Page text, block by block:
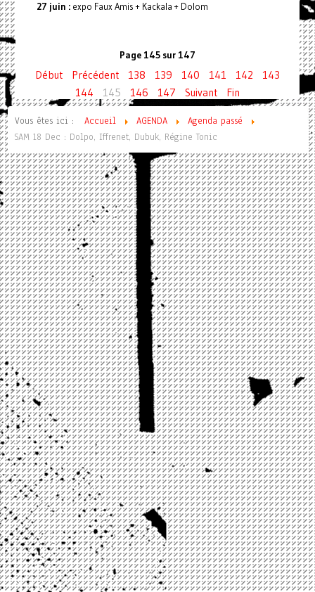
27 juin :expo Faux Amis + Kackala + Dolom
Page 145 sur 147
Début Précédent 138 139 140 141 142
143
144
145 146 147 Suivant Fin
Vous êtes ici : Accueil AGENDA
Agenda passé
SAM 18 Dec : Dolpo, Iffrenet, Dubuk, Régine Tonic